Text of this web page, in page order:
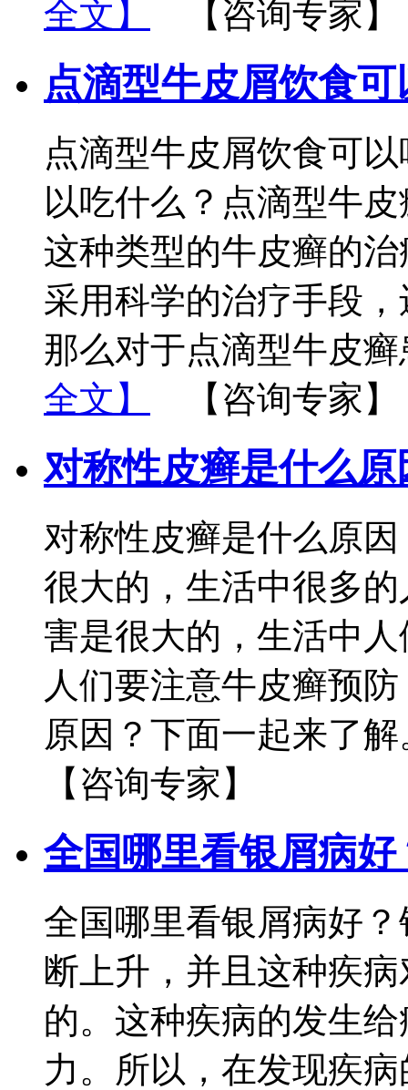
全文】 【咨询专家】
点滴型牛皮屑饮食
点滴型牛皮屑饮食可
以吃什么？点滴型牛
这种类型的牛皮癣的
采用科学的治疗手段
那么对于点滴型牛皮
全文】
【咨询专家】
对称性皮癣是什么原
对称性皮癣是什么原
很大的，生活中很多
害是很大的，生活中
人们要注意牛皮癣预
原因？下面一起来了
【咨询专家】
全国哪里看银屑病
全国哪里看银屑病好
断上升，并且这种疾
的。这种疾病的发生
力。所以，在发现疾